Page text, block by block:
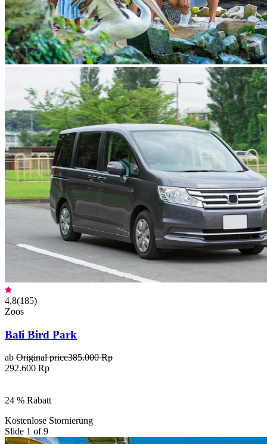
4,8(185)
Zoos
Bali Bird Park
ab Original price385.000 Rp
292.600 Rp
24 % Rabatt
Kostenlose Stornierung
Slide 1 of 9